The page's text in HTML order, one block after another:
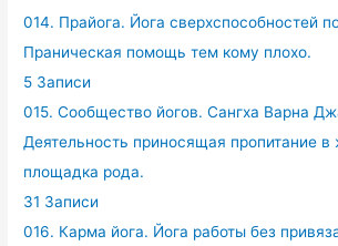
014. Прайога. Йога сверхспособностей
Праническая помощь тем кому плохо.
5 Записи
015. Сообщество йогов. Сангха Варна
Деятельность приносящая пропитание
площадка рода.
31 Записи
016. Карма йога. Йога работы без